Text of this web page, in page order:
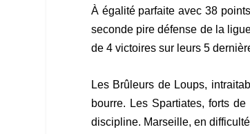
À égalité parfaite avec 38
seconde pire défense de la
de 4 victoires sur leurs 5
Les Brûleurs de Loups,
bourre. Les Spartiates, forts
discipline. Marseille, en